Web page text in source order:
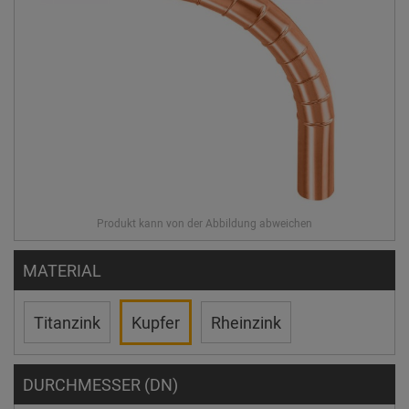
MATERIAL
Titanzink Kupfer Rheinzink
DURCHMESSER (DN)